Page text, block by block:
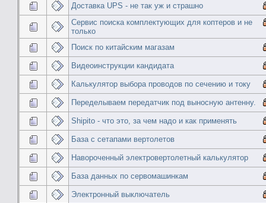
Доставка UPS - не так уж и страшно
Сервис поиска комплектующих для коптеров и не
только
Поиск по китайским магазам
Видеоинструкции кандидата
Калькулятор выбора проводов по сечению и току
Переделываем передатчик под выносную антенну.
Shipito - что это, за чем надо и как применять
База с сетапами вертолетов
Навороченный электровертолетный калькулятор
База данных по сервомашинкам
Электронный выключатель